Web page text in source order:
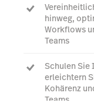
hinweg,
Workflows
Teams
Schulen Sie
erleichtern
Kohärenz
Teams